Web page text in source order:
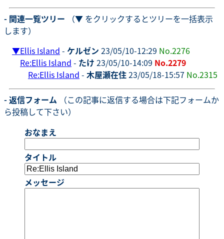
- 関連一覧ツリー （▼ をクリックするとツリーを一括表示
します）
▼Ellis Island - ケルゼン 23/05/10-12:29 No.2276
Re:Ellis Island - たけ 23/05/10-14:09 No.2279
Re:Ellis Island - 木屋瀬在住23/05/18-15:57 No.2315
- 返信フォーム （この記事に返信する場合は下記フォームか
ら投稿して下さい）
おなまえ
タイトル
メッセージ